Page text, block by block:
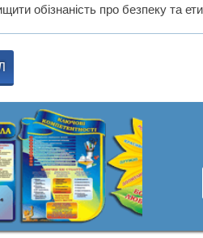
обізнаність про безпеку та